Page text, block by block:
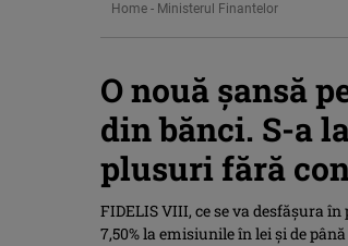
Home - Ministerul Finantelor
O nouă șansă
din bănci. S-a
plusuri fără
FIDELIS VIII, ce se va desfășura
7,50% la emisiunile în lei și de